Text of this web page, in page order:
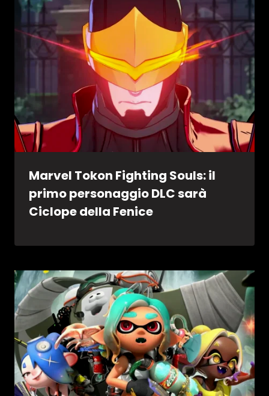
Marvel Tokon Fighting Souls: il
primo personaggio DLC sarà
Ciclope della Fenice